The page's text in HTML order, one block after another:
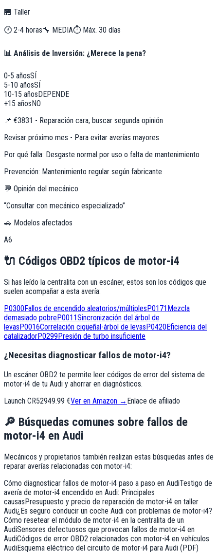
🏪 Taller
🕐 2-4 horas🔧 MEDIA⏱️ Máx. 30 días
📊 Análisis de Inversión: ¿Merece la pena?
0-5 añosSÍ
5-10 añosSÍ
10-15 años DEPENDE
+15 años NO
📌 €3831 - Reparación cara, buscar segunda opinión
Revisar próximo mes - Para evitar averías mayores
Por qué falla: Desgaste normal por uso o falta de mantenimiento
Prevención: Mantenimiento regular según fabricante
💬 Opinión del mecánico
“Consultar con mecánico especializado”
🚗 Modelos afectados
A6
🔌 Códigos OBD2 típicos de motor-i4
Si has leído la centralita con un escáner, estos son los códigos que
suelen acompañar a esta avería:
P0300 Fallos de encendido aleatorios/múltiples P0171 Mezcla
demasiado pobre P0011Sincronización del árbol de
levas P0016Correlación cigüeñal-árbol de levas P0420 Eficiencia del
catalizadorP0299 Presión de turbo insuficiente
¿Necesitas diagnosticar fallos de motor-i4?
Un escáner OBD2 te permite leer códigos de error del sistema de
motor-i4 de tu Audi y ahorrar en diagnósticos.
Launch CR52949.99 €Ver en Amazon → Enlace de afiliado
🔎 Búsquedas comunes sobre fallos de
motor-i4 en Audi
Mecánicos y propietarios también realizan estas búsquedas antes de
reparar averías relacionadas con motor-i4:
Cómo diagnosticar fallos de motor-i4 paso a paso en AudiTestigo de
avería de motor-i4 encendido en Audi: Principales
causasPresupuesto y precio de reparación de motor-i4 en taller
Audi¿Es seguro conducir un coche Audi con problemas de motor-i4?
Cómo resetear el módulo de motor-i4 en la centralita de un
AudiSensores defectuosos que provocan fallos de motor-i4 en
AudiCódigos de error OBD2 relacionados con motor-i4 en vehículos
AudiEsquema eléctrico del circuito de motor-i4 para Audi (PDF)